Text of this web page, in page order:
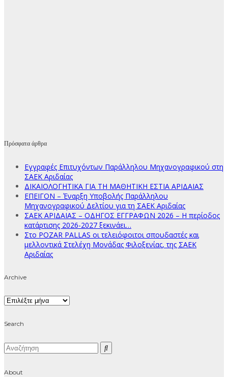
Πρόσφατα άρθρα
Εγγραφές Επιτυχόντων Παράλληλου Μηχανογραφικού στη
ΣΑΕΚ Αριδαίας
ΔΙΚΑΙΟΛΟΓΗΤΙΚΑ ΓΙΑ ΤΗ ΜΑΘΗΤΙΚΗ ΕΣΤΙΑ ΑΡΙΔΑΙΑΣ
ΕΠΕΙΓΟΝ – Έναρξη Υποβολής Παράλληλου
Μηχανογραφικού Δελτίου για τη ΣΑΕΚ Αριδαίας
ΣΑΕΚ ΑΡΙΔΑΙΑΣ – ΟΔΗΓΟΣ ΕΓΓΡΑΦΩΝ 2026 – Η περίοδος
κατάρτισης 2026-2027 ξεκινάει…
Στο POZAR PALLAS οι τελειόφοιτοι σπουδαστές και
μελλοντικά Στελέχη Μονάδας Φιλοξενίας, της ΣΑΕΚ
Αριδαίας
Archive
Archive
Search
About